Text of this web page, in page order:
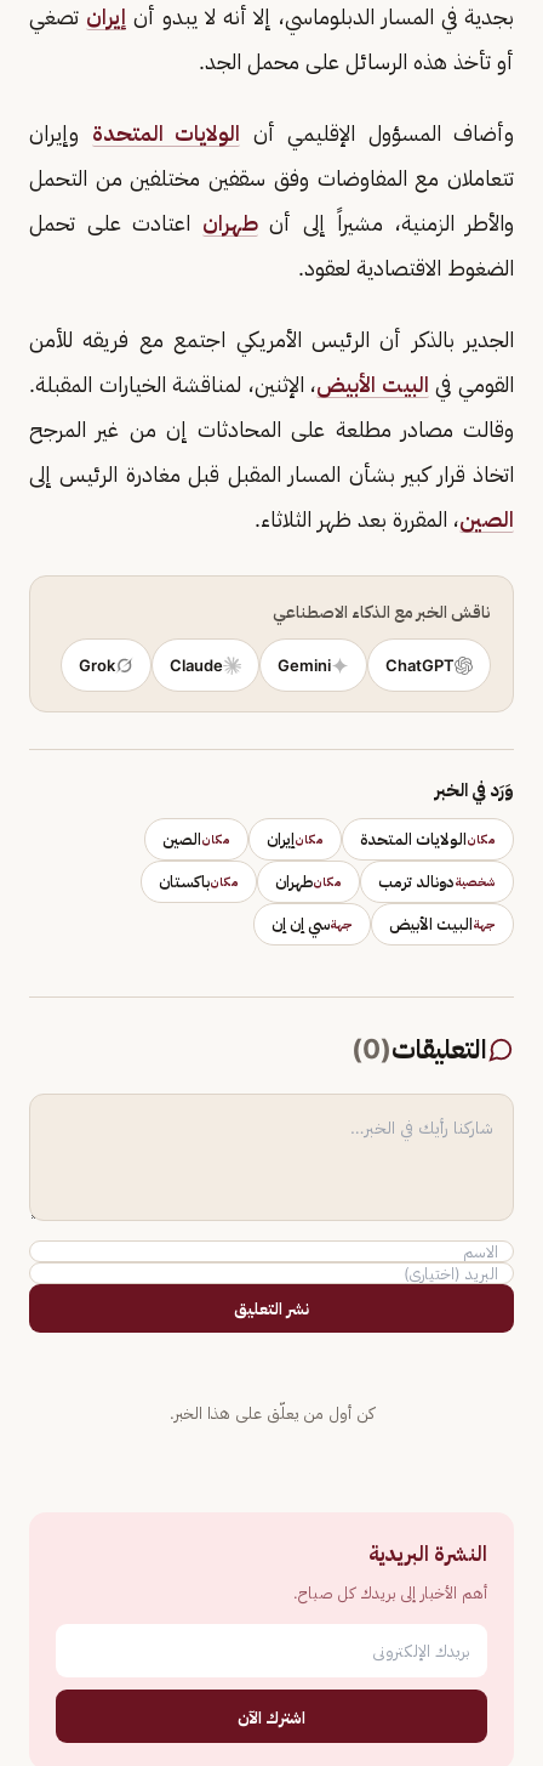
بجدية في المسار الدبلوماسي، إلا أنه لا يبدو أن إيران تصغي
أو تأخذ هذه الرسائل على محمل الجد.
وأضاف المسؤول الإقليمي أن الولايات المتحدة وإيران
تتعاملان مع المفاوضات وفق سقفين مختلفين من التحمل
والأطر الزمنية، مشيراً إلى أنطهران اعتادت على تحمل
الضغوط الاقتصادية لعقود.
الجدير بالذكر أن الرئيس الأمريكي اجتمع مع فريقه للأمن
القومي في البيت الأبيض، الإثنين، لمناقشة الخيارات المقبلة.
وقالت مصادر مطلعة على المحادثات إن من غير المرجح
اتخاذ قرار كبير بشأن المسار المقبل قبل مغادرة الرئيس إلى
الصين، المقررة بعد ظهر الثلاثاء.
ناقش الخبر مع الذكاء الاصطناعي
ChatGPT
Gemini
Claude
Grok
وَرَد في الخبر
مكانالولايات المتحدة مكانإيران مكانالصين
شخصيةدونالد ترمب مكانطهران مكانباكستان
جهةالبيت الأبيض جهةسي إن إن
التعليقات(
0
)
نشر التعليق
كن أول من يعلّق على هذا الخبر.
النشرة البريدية
أهم الأخبار إلى بريدك كل صباح.
اشترك الآن